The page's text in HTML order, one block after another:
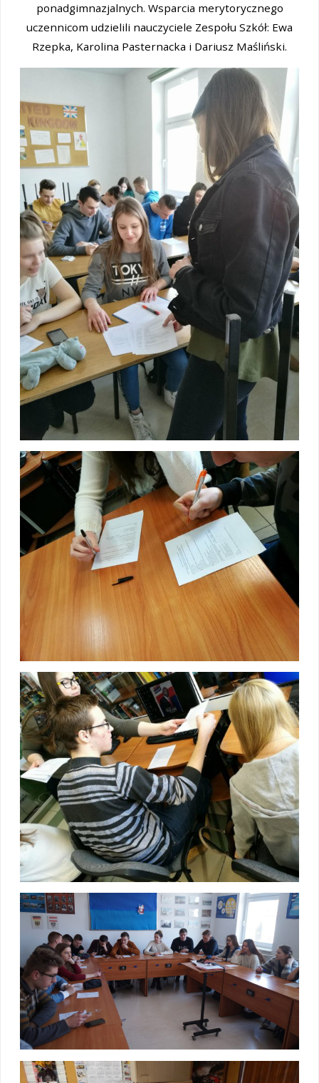
ponadgimnazjalnych. Wsparcia merytorycznego
uczennicom udzielili nauczyciele Zespołu Szkół: Ewa
Rzepka, Karolina Pasternacka i Dariusz Maśliński.